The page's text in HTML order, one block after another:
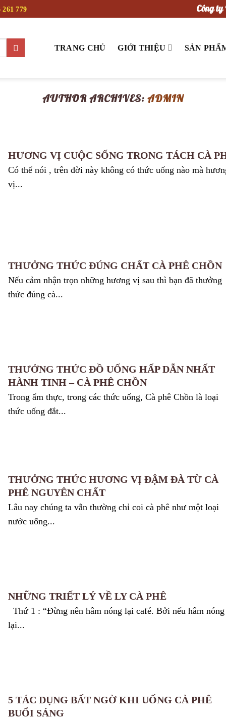
261 779 Công
TRANG CHỦ GIỚI THIỆU SẢN
AUTHOR ARCHIVES:ADMIN
HƯƠNG VỊ CUỘC SỐNG TRONG TÁCH CÀ
Có thể nói , trên đời này không có thức uống nào mà
vị...
THƯỞNG THỨC ĐÚNG CHẤT CÀ PHÊ CHỒN
Nếu cảm nhận trọn những hương vị sau thì bạn đã thưởng
thức đúng cà...
THƯỞNG THỨC ĐỒ UỐNG HẤP DẪN NHẤT
HÀNH TINH – CÀ PHÊ CHỒN
Trong ẩm thực, trong các thức uống, Cà phê Chồn là loại
thức uống đắt...
THƯỞNG THỨC HƯƠNG VỊ ĐẬM ĐÀ TỪ CÀ
PHÊ NGUYÊN CHẤT
Lâu nay chúng ta vẫn thường chỉ coi cà phê như một loại
nước uống...
NHỮNG TRIẾT LÝ VỀ LY CÀ PHÊ
Thứ 1 : “Đừng nên hâm nóng lại café. Bởi nếu hâm nóng
lại...
5 TÁC DỤNG BẤT NGỜ KHI UỐNG CÀ PHÊ
BUỔI SÁNG